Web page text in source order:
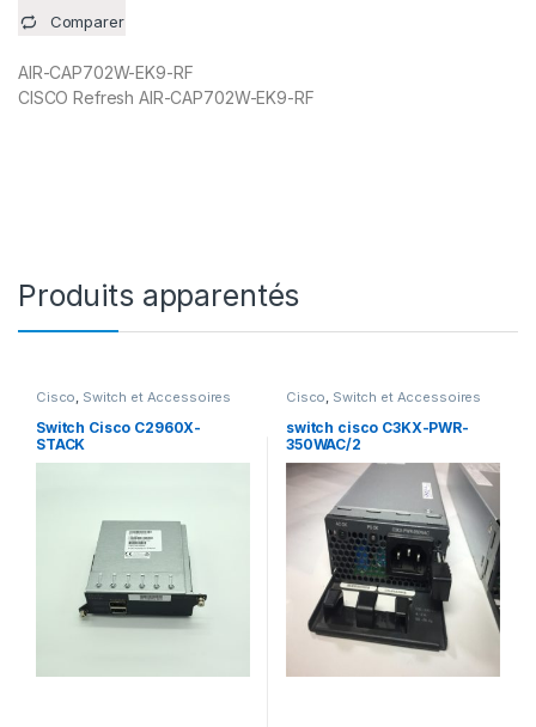
Comparer
AIR-CAP702W-EK9-RF
CISCO Refresh AIR-CAP702W-EK9-RF
Produits apparentés
Cisco, Switch et Accessoires
Switch Cisco C2960X-
STACK
Cisco, Switch et Accessoires
switch cisco C3KX-PWR-
350WAC/2